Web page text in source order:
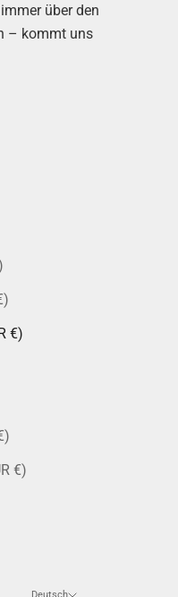
über den
– kommt uns
€)
(EUR €)
Deutschland (EUR €)
(EUR €)
Griechenland (EUR €)
Deutsch